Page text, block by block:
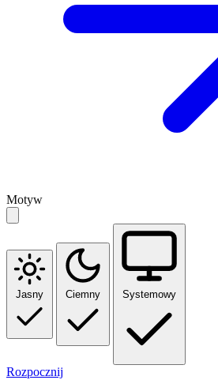
Motyw
Jasny Ciemny Systemowy
Rozpocznij